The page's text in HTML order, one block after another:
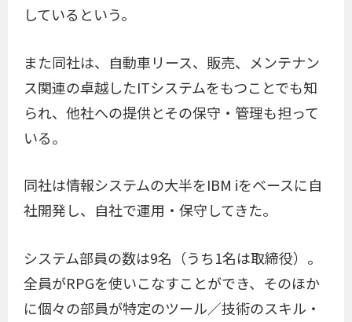
しているという。
また同社は、自動車リース、販売、メンテナン
ス関連の卓越したITシステムをもつことでも知
られ、他社への提供とその保守・管理も担って
いる。
同社は情報システムの大半をIBM iをベースに自
社開発し、自社で運用・保守してきた。
システム部員の数は9名（うち1名は取締役）。
全員がRPGを使いこなすことができ、そのほか
に個々の部員が特定のツール／技術のスキル・